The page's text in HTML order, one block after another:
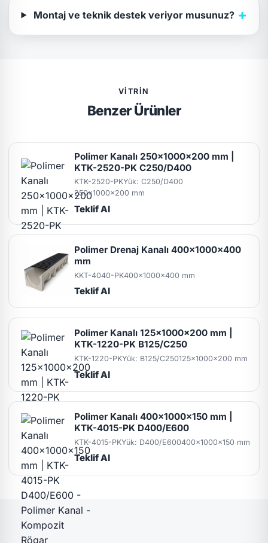
Montaj ve teknik destek veriyor musunuz? +
VITRIN
Benzer Ürünler
Polimer Kanalı 250x1000x200 mm |
KTK-2520-PK C250/D400
KTK-2520-PKYük: C250/D400
250x1000x200 mm
Teklif Al
Polimer Drenaj Kanalı 400x1000x400
mm
KKT-4040-PK400x1000x400 mm
Teklif Al
Polimer Kanalı 125x1000x200 mm |
KTK-1220-PK B125/C250
KTK-1220-PKYük: B125/C250125x1000x200 mm
Teklif Al
Polimer Kanalı 400x1000x150 mm |
KTK-4015-PK D400/E600
KTK-4015-PKYük: D400/E600400x1000x150 mm
Teklif Al